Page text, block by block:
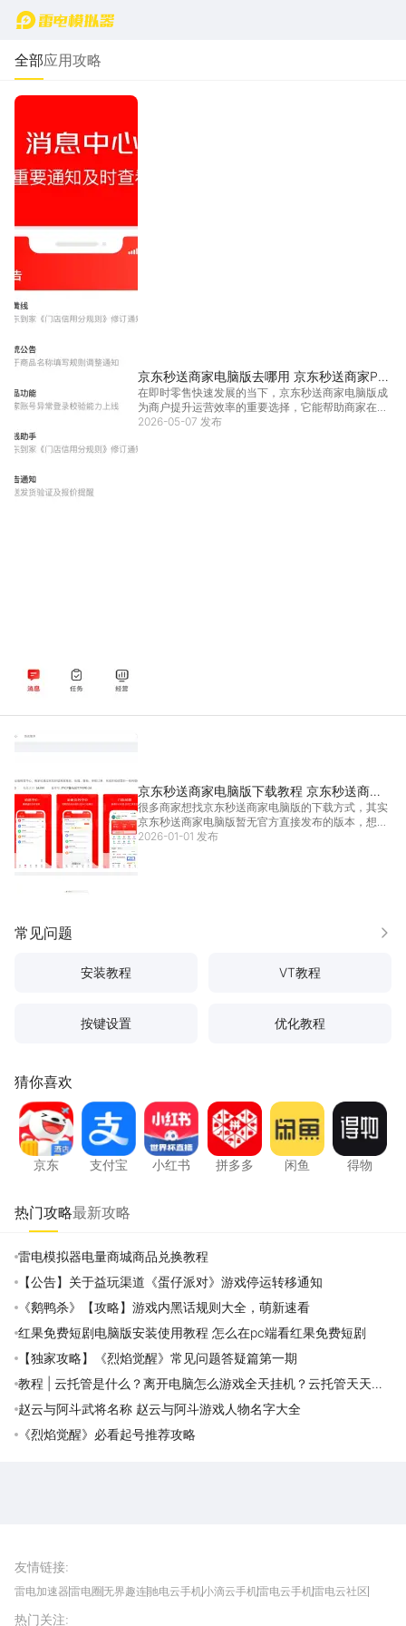
首页
全部应用攻略
京东秒送商家电脑版去哪用 京东秒送商家PC
版渠道推荐
在即时零售快速发展的当下，京东秒送商家电脑版成
为商户提升运营效率的重要选择，它能帮助商家在电
脑端完成订单处理、店铺管理等核心操作，摆脱手机
2026-05-07 发布
京东秒送商家电脑版下载教程 京东秒送商家
电脑版在哪下
很多商家想找京东秒送商家电脑版的下载方式，其实
京东秒送商家电脑版暂无官方直接发布的版本，想要
在电脑上正常使用这款软件，需要借助安卓模拟器，
2026-01-01 发布
常见问题 更多
安装教程 VT教程
按键设置 优化教程
猜你喜欢
京东
京东
支付宝
支付宝
小红书
小红书
拼多多
拼多多
闲鱼
闲鱼
得物
得物
热门攻略最新攻略
雷电模拟器电量商城商品兑换教程
【公告】关于益玩渠道《蛋仔派对》游戏停运转移通知
《鹅鸭杀》【攻略】游戏内黑话规则大全，萌新速看
红果免费短剧电脑版安装使用教程 怎么在pc端看红果免费短剧
【独家攻略】《烈焰觉醒》常见问题答疑篇第一期
教程 | 云托管是什么？离开电脑怎么游戏全天挂机？云托管天天免
费领取攻略
赵云与阿斗武将名称 赵云与阿斗游戏人物名字大全
《烈焰觉醒》必看起号推荐攻略
友情链接:
雷电加速器雷电圈无界趣连驰电云手机小滴云手机雷电云手机雷电云社区
我爱vr网华军软件园
热门关注: